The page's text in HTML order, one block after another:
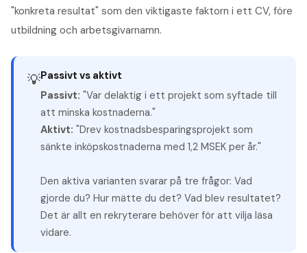
"konkreta resultat" som den viktigaste faktorn i ett CV, före
utbildning och arbetsgivarnamn.
💡Passivt vs aktivt
Passivt: "Var delaktig i ett projekt som syftade till
att minska kostnaderna."
Aktivt: "Drev kostnadsbesparingsprojekt som
sänkte inköpskostnaderna med 1,2 MSEK per år."
Den aktiva varianten svarar på tre frågor: Vad
gjorde du? Hur mätte du det? Vad blev resultatet?
Det är allt en rekryterare behöver för att vilja läsa
vidare.